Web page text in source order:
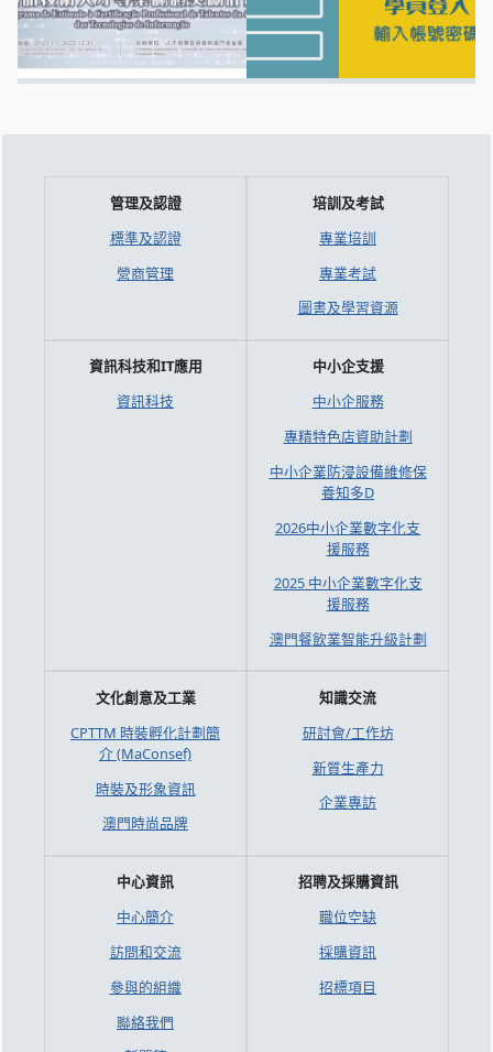
管理及認證
標準及認證
營商管理
培訓及考試
專業培訓
專業考試
圖書及學習資源
資訊科技和IT應用
資訊科技
中小企支援
中小企服務
專精特色店資助計劃
中小企業防浸設備維修保
養知多D
2026中小企業數字化支
援服務
2025 中小企業數字化支
援服務
澳門餐飲業智能升級計劃
文化創意及工業
CPTTM 時裝孵化計劃簡
介 (MaConsef)
時裝及形象資訊
澳門時尚品牌
知識交流
研討會/工作坊
新質生產力
企業專訪
中心資訊
中心簡介
訪問和交流
參與的組織
聯絡我們
招聘及採購資訊
職位空缺
採購資訊
招標項目